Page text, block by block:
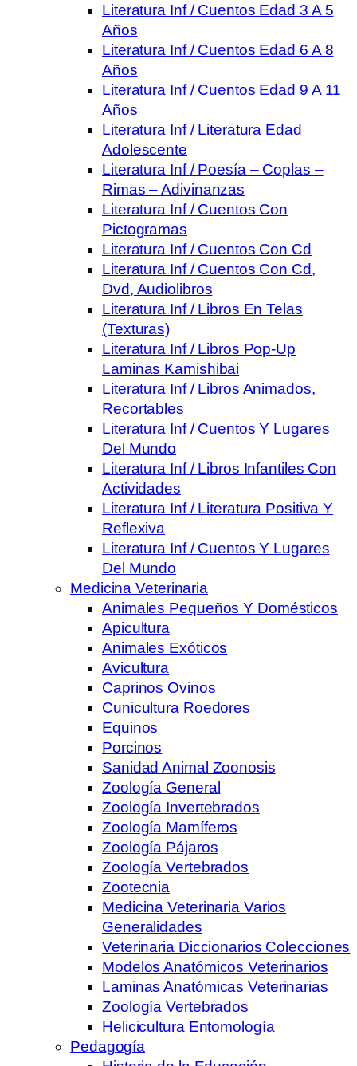
Literatura Inf / Cuentos Edad 3 A 5
Años
Literatura Inf / Cuentos Edad 6 A 8
Años
Literatura Inf / Cuentos Edad 9 A 11
Años
Literatura Inf / Literatura Edad
Adolescente
Literatura Inf / Poesía – Coplas –
Rimas – Adivinanzas
Literatura Inf / Cuentos Con
Pictogramas
Literatura Inf / Cuentos Con Cd
Literatura Inf / Cuentos Con Cd,
Dvd, Audiolibros
Literatura Inf / Libros En Telas
(Texturas)
Literatura Inf / Libros Pop-Up
Laminas Kamishibai
Literatura Inf / Libros Animados,
Recortables
Literatura Inf / Cuentos Y Lugares
Del Mundo
Literatura Inf / Libros Infantiles Con
Actividades
Literatura Inf / Literatura Positiva Y
Reflexiva
Literatura Inf / Cuentos Y Lugares
Del Mundo
Medicina Veterinaria
Animales Pequeños Y Domésticos
Apicultura
Animales Exóticos
Avicultura
Caprinos Ovinos
Cunicultura Roedores
Equinos
Porcinos
Sanidad Animal Zoonosis
Zoología General
Zoología Invertebrados
Zoología Mamíferos
Zoología Pájaros
Zoología Vertebrados
Zootecnia
Medicina Veterinaria Varios
Generalidades
Veterinaria Diccionarios Colecciones
Modelos Anatómicos Veterinarios
Laminas Anatómicas Veterinarias
Zoología Vertebrados
Helicicultura Entomología
Pedagogía